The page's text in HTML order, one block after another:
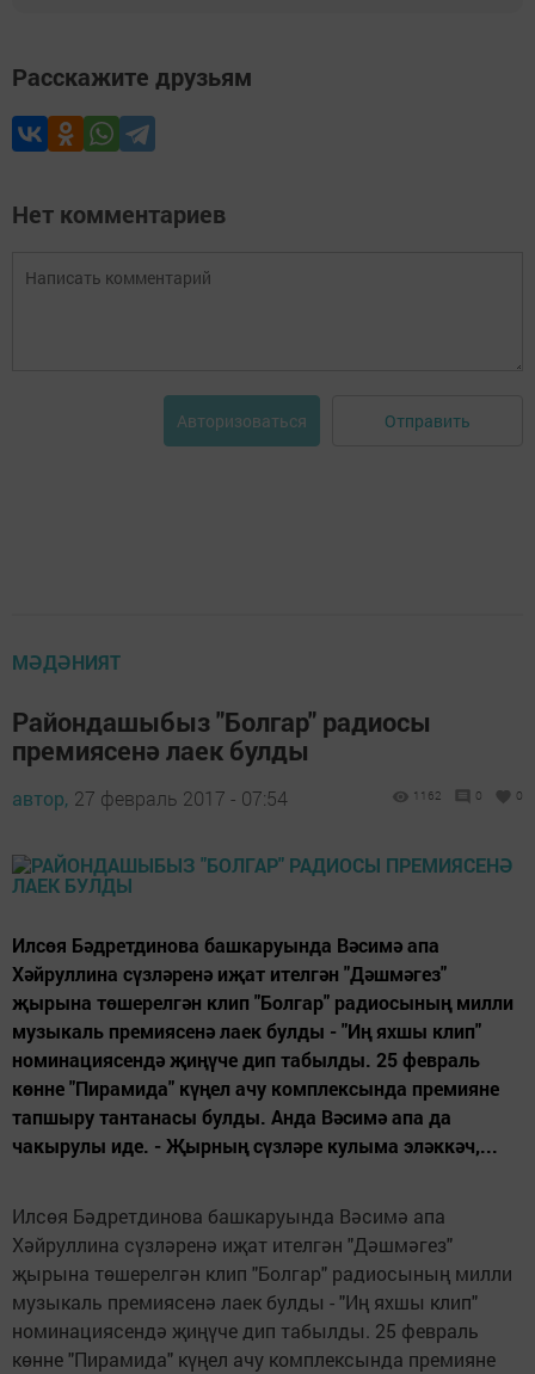
Расскажите друзьям
Нет комментариев
Авторизоваться Отправить
МӘДӘНИЯТ
Райондашыбыз "Болгар" радиосы
премиясенә лаек булды
автор, 27 февраль 2017 - 07:54 1162 0 0
Илсөя Бәдретдинова башкаруында Вәсимә апа
Хәйруллина сүзләренә иҗат ителгән "Дәшмәгез"
җырына төшерелгән клип "Болгар" радиосының милли
музыкаль премиясенә лаек булды - "Иң яхшы клип"
номинациясендә җиңүче дип табылды. 25 февраль
көнне "Пирамида" күңел ачу комплексында премияне
тапшыру тантанасы булды. Анда Вәсимә апа да
чакырулы иде. - Җырның сүзләре кулыма эләккәч,...
Илсөя Бәдретдинова башкаруында Вәсимә апа
Хәйруллина сүзләренә иҗат ителгән "Дәшмәгез"
җырына төшерелгән клип "Болгар" радиосының милли
музыкаль премиясенә лаек булды - "Иң яхшы клип"
номинациясендә җиңүче дип табылды. 25 февраль
көнне "Пирамида" күңел ачу комплексында премияне